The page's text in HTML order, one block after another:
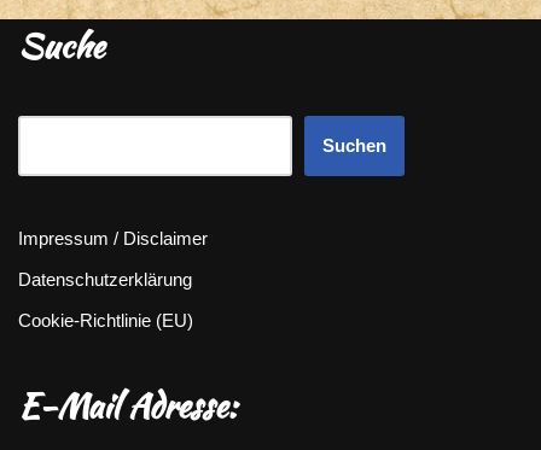
Suche
Suchen
Impressum / Disclaimer
Datenschutzerklärung
Cookie-Richtlinie (EU)
E-Mail Adresse: